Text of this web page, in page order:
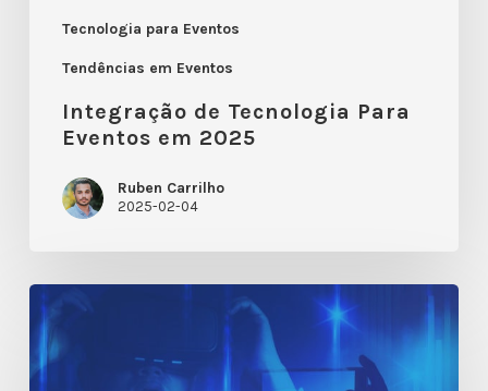
Tecnologia para Eventos
Tendências em Eventos
Integração de Tecnologia Para
Eventos em 2025
Ruben Carrilho
2025-02-04
Tecnologia
de
Eventos: